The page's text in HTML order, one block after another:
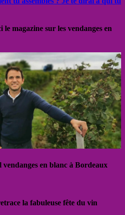
magazine sur les vendanges en
vendanges en blanc à Bordeaux
la fabuleuse fête du vin